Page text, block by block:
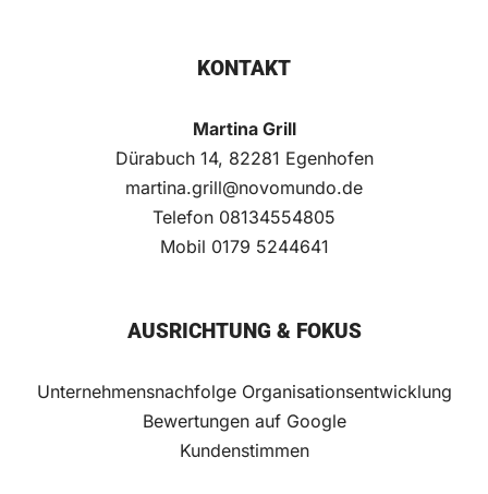
KONTAKT
Martina Grill
Dürabuch 14, 82281 Egenhofen
martina.grill@novomundo.de
Telefon 08134554805
Mobil 0179 5244641
AUSRICHTUNG & FOKUS
Unternehmensnachfolge Organisationsentwicklung
Bewertungen auf Google
Kundenstimmen